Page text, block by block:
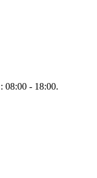
08:00 - 18:00.